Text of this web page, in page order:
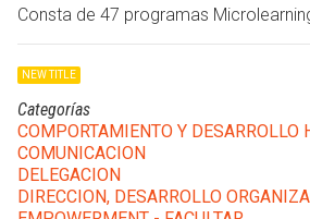
Consta de 47 programas
NEW TITLE
Categorías
COMPORTAMIENTO Y DESARROLLO
COMUNICACION
DELEGACION
DIRECCION, DESARROLLO